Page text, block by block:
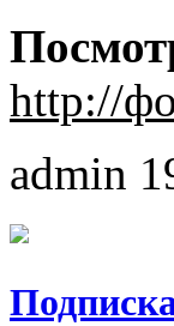
http://
admin